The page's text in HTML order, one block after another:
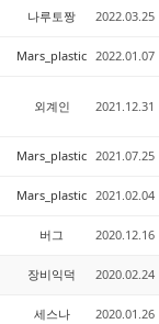
나루토짱 2022.03.25
Mars_plastic 2022.01.07
외계인 2021.12.31
Mars_plastic 2021.07.25
Mars_plastic 2021.02.04
버그 2020.12.16
장비익덕 2020.02.24
세스나 2020.01.26